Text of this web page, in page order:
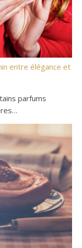
entre élégance et
parfums